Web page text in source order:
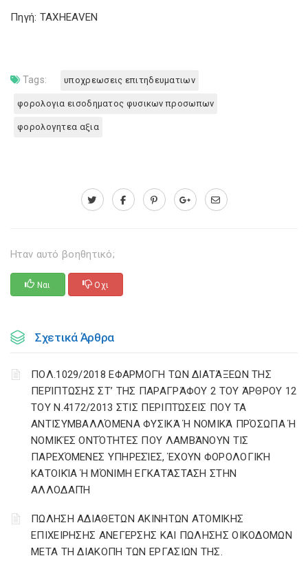
Πηγή: TAXHEAVEN
Tags: υποχρεωσεις επιτηδευματιων
φορολογια εισοδηματος φυσικων προσωπων
φορολογητεα αξια
Ηταν αυτό βοηθητικό;
Ναι Οχι
Σχετικά Άρθρα
ΠΟΛ.1029/2018 ΕΦΑΡΜΟΓΉ ΤΩΝ ΔΙΑΤΆΞΕΩΝ ΤΗΣ
ΠΕΡΊΠΤΩΣΗΣ ΣΤ’ ΤΗΣ ΠΑΡΑΓΡΆΦΟΥ 2 ΤΟΥ ΆΡΘΡΟΥ 12
ΤΟΥ Ν.4172/2013 ΣΤΙΣ ΠΕΡΙΠΤΏΣΕΙΣ ΠΟΥ ΤΑ
ΑΝΤΙΣΥΜΒΑΛΛΌΜΕΝΑ ΦΥΣΙΚΆ Ή ΝΟΜΙΚΆ ΠΡΌΣΩΠΑ Ή
ΝΟΜΙΚΈΣ ΟΝΤΌΤΗΤΕΣ ΠΟΥ ΛΑΜΒΆΝΟΥΝ ΤΙΣ
ΠΑΡΕΧΌΜΕΝΕΣ ΥΠΗΡΕΣΊΕΣ, ΈΧΟΥΝ ΦΟΡΟΛΟΓΙΚΉ
ΚΑΤΟΙΚΊΑ Ή ΜΌΝΙΜΗ ΕΓΚΑΤΆΣΤΑΣΗ ΣΤΗΝ
ΑΛΛΟΔΑΠΉ
ΠΩΛΗΣΗ ΑΔΙΑΘΕΤΩΝ ΑΚΙΝΗΤΩΝ ΑΤΟΜΙΚΗΣ
ΕΠΙΧΕΙΡΗΣΗΣ ΑΝΕΓΕΡΣΗΣ ΚΑΙ ΠΩΛΗΣΗΣ ΟΙΚΟΔΟΜΩΝ
ΜΕΤΑ ΤΗ ΔΙΑΚΟΠΗ ΤΩΝ ΕΡΓΑΣΙΩΝ ΤΗΣ.